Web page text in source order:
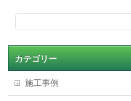
カテゴリー
施工事例